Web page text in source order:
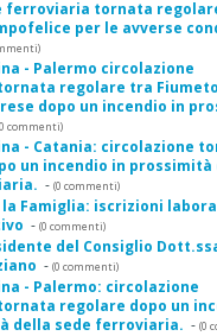
ferroviaria tornata
per le avverse
- Palermo circolazione
regolare tra
dopo un incendio in
commenti)
- Catania: circolazione
un incendio in prossimità
- (0 commenti)
la Famiglia: iscrizioni
- (0 commenti)
del Consiglio
- (0 commenti)
- Palermo: circolazione
regolare dopo un
della sede ferroviaria. - (0